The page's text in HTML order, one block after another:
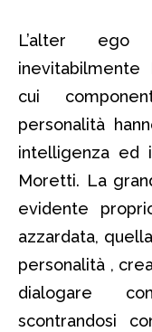
L’alter
inevitabilmente
cui
personalità
intelligenza ed
Moretti. La
evidente
azzardata,
personalità ,
dialogare
scontrandosi